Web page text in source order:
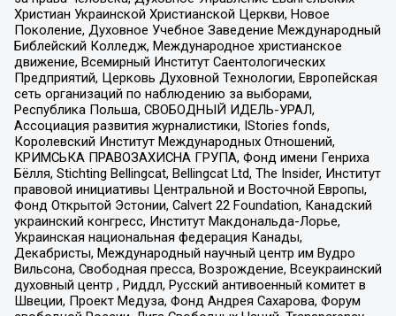
Христиан Украинской Христианской Церкви, Новое
Поколение, Духовное Учебное Заведение Международный
Библейский Колледж, Международное христианское
движение, Всемирный Институт Саентологических
Предприятий, Церковь Духовной Технологии, Европейская
сеть организаций по наблюдению за выборами,
Республика Польша, СВОБОДНЫЙ ИДЕЛЬ-УРАЛ,
Ассоциация развития журналистики, IStories fonds,
Королевский Институт Международных Отношений,
КРИМСЬКА ПРАВОЗАХИСНА ГРУПА, Фонд имени Генриха
Бёлля, Stichting Bellingcat, Bellingcat Ltd, The Insider, Институт
правовой инициативы Центральной и Восточной Европы,
Фонд Открытой Эстонии, Calvert 22 Foundation, Канадский
украинский конгресс, Институт Макдональда-Лорье,
Украинская национальная федерация Канады,
Декабристы, Международный научный центр им Вудро
Вильсона, Свободная пресса, Возрождение, Всеукраинский
духовный центр , Риддл, Русский антивоенный комитет в
Швеции, Проект Медуза, Фонд Андрея Сахарова, Форум